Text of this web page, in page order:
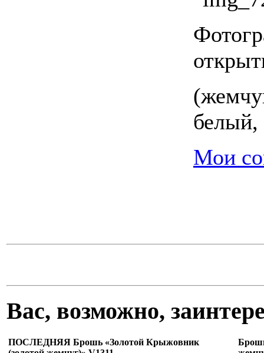
(
белый,
Мои
Вас, возможно,
ПОСЛЕДНЯЯ Брошь «Золотой Крыжовник